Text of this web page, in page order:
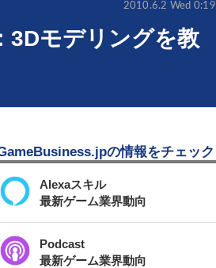
3Dモデリングを教
2010.6.2 Wed 0:19
の情報をチェック
Alexaスキル
最新ゲーム業界動向
Podcast
最新ゲーム業界動向